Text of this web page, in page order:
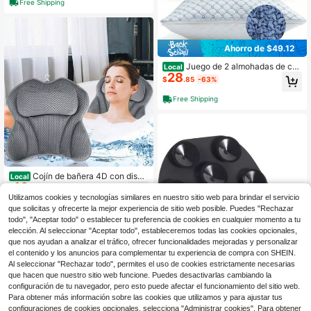
alternativo a la pluma
Free Shipping
Local Cojín de bañera 4D con diseñ
o de mariposa blanca, suave y de m
alla de aire, lavable a máquina, ergo
nómico, para relajar la cabeza y el
cuello, ideal como regalo para hom
bres y mujeres, de secado rápido.
10
Envío Rápido
4Hay otros vendedores
Ahorro de $49.12
Local Juego de 2 almohadas de ca
ma refrescantes para dormir, almoh
adas de espuma de memoria desme
nuzada para cama tamaño queen, 2
unidades, almohada ajustable y fres
$28.85 -63%
Free Shipping
Utilizamos cookies y tecnologías similares en nuestro sitio web para brindar el servicio
que solicitas y ofrecerte la mejor experiencia de sitio web posible. Puedes "Rechazar
todo", "Aceptar todo" o establecer tu preferencia de cookies en cualquier momento a tu
elección. Al seleccionar "Aceptar todo", estableceremos todas las cookies opcionales,
que nos ayudan a analizar el tráfico, ofrecer funcionalidades mejoradas y personalizar
el contenido y los anuncios para complementar tu experiencia de compra con SHEIN.
Al seleccionar "Rechazar todo", permites el uso de cookies estrictamente necesarias
que hacen que nuestro sitio web funcione. Puedes desactivarlas cambiando la
configuración de tu navegador, pero esto puede afectar el funcionamiento del sitio web.
Para obtener más información sobre las cookies que utilizamos y para ajustar tus
configuraciones de cookies opcionales, selecciona "Administrar cookies". Para obtener